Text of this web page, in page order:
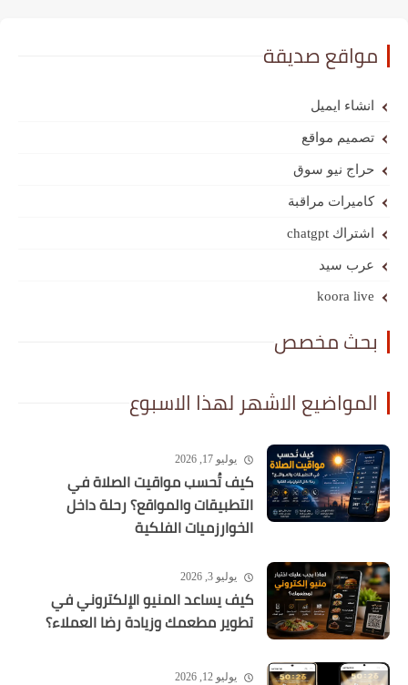
مواقع صديقة
انشاء ايميل
تصميم مواقع
حراج نيو سوق
كاميرات مراقبة
اشتراك chatgpt
عرب سيد
koora live
بحث مخصص
المواضيع الاشهر لهذا الاسبوع
يوليو 17, 2026
كيف تُحسب مواقيت الصلاة في
التطبيقات والمواقع؟ رحلة داخل
الخوارزميات الفلكية
يوليو 3, 2026
كيف يساعد المنيو الإلكتروني في
تطوير مطعمك وزيادة رضا العملاء؟
يوليو 12, 2026